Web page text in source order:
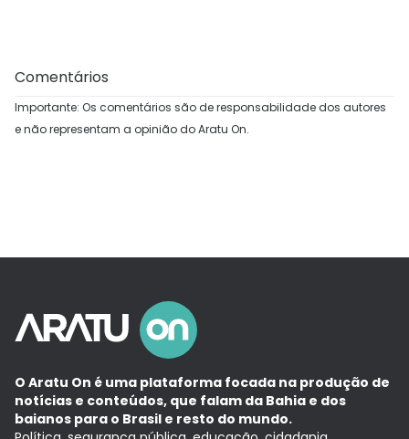
Comentários
Importante: Os comentários são de responsabilidade dos autores
e não representam a opinião do Aratu On.
O Aratu On é uma plataforma focada na produção de
notícias e conteúdos, que falam da Bahia e dos
baianos para o Brasil e resto do mundo.